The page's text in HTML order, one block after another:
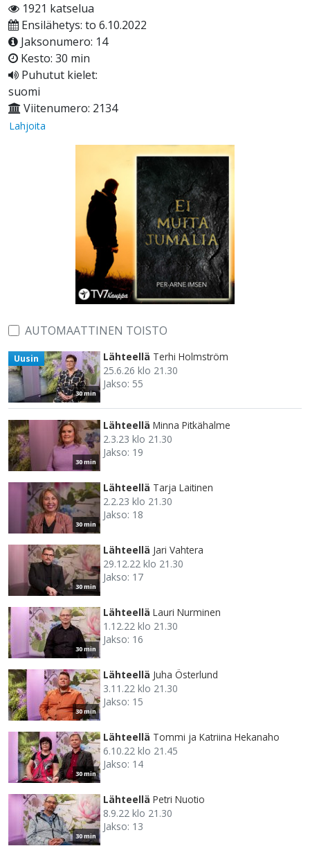
1921 katselua
Ensilähetys: to 6.10.2022
Jaksonumero: 14
Kesto: 30 min
Puhutut kielet:
suomi
Viitenumero: 2134
Lahjoita
AUTOMAATTINEN TOISTO
30 min
Uusin Lähteellä Terhi Holmström
25.6.26 klo 21.30
Jakso: 55
30 min
Lähteellä Minna Pitkähalme
2.3.23 klo 21.30
Jakso: 19
30 min
Lähteellä Tarja Laitinen
2.2.23 klo 21.30
Jakso: 18
30 min
Lähteellä Jari Vahtera
29.12.22 klo 21.30
Jakso: 17
30 min
Lähteellä Lauri Nurminen
1.12.22 klo 21.30
Jakso: 16
30 min
Lähteellä Juha Österlund
3.11.22 klo 21.30
Jakso: 15
30 min
Lähteellä Tommi ja Katriina Hekanaho
6.10.22 klo 21.45
Jakso: 14
30 min
Lähteellä Petri Nuotio
8.9.22 klo 21.30
Jakso: 13